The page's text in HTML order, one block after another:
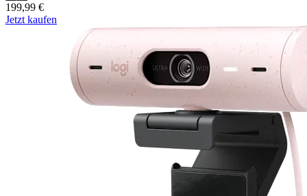
199,99 €
Jetzt kaufen